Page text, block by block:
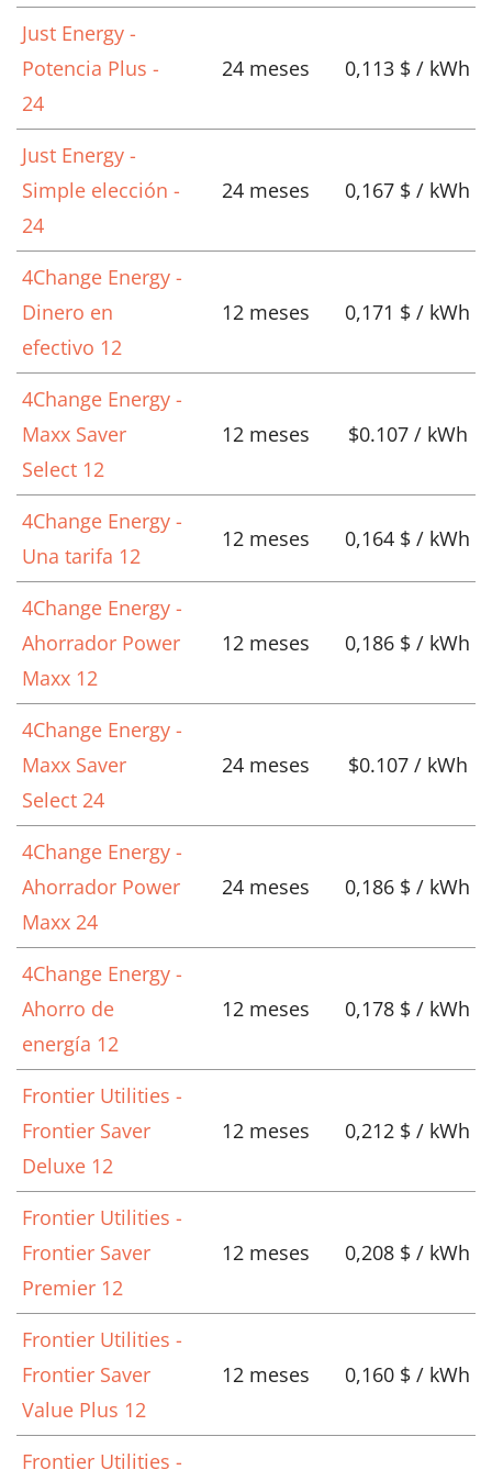
Just Energy -
Potencia Plus -
24
24 meses 0,113 $ / kWh
Just Energy -
Simple elección -
24
24 meses 0,167 $ / kWh
4Change Energy -
Dinero en
efectivo 12
12 meses 0,171 $ / kWh
4Change Energy -
Maxx Saver
Select 12
12 meses $0.107 / kWh
4Change Energy -
Una tarifa 12
12 meses 0,164 $ / kWh
4Change Energy -
Ahorrador Power
Maxx 12
12 meses 0,186 $ / kWh
4Change Energy -
Maxx Saver
Select 24
24 meses $0.107 / kWh
4Change Energy -
Ahorrador Power
Maxx 24
24 meses 0,186 $ / kWh
4Change Energy -
Ahorro de
energía 12
12 meses 0,178 $ / kWh
Frontier Utilities -
Frontier Saver
Deluxe 12
12 meses 0,212 $ / kWh
Frontier Utilities -
Frontier Saver
Premier 12
12 meses 0,208 $ / kWh
Frontier Utilities -
Frontier Saver
Value Plus 12
12 meses 0,160 $ / kWh
Frontier Utilities -